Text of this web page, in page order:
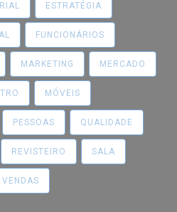
ESTRATÉGIA
FUNCIONÁRIOS
MARKETING MERCADO
MÓVEIS
PESSOAS QUALIDADE
REVISTEIRO SALA
VENDAS